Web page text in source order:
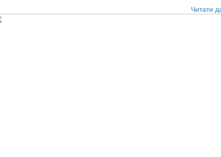
Читати